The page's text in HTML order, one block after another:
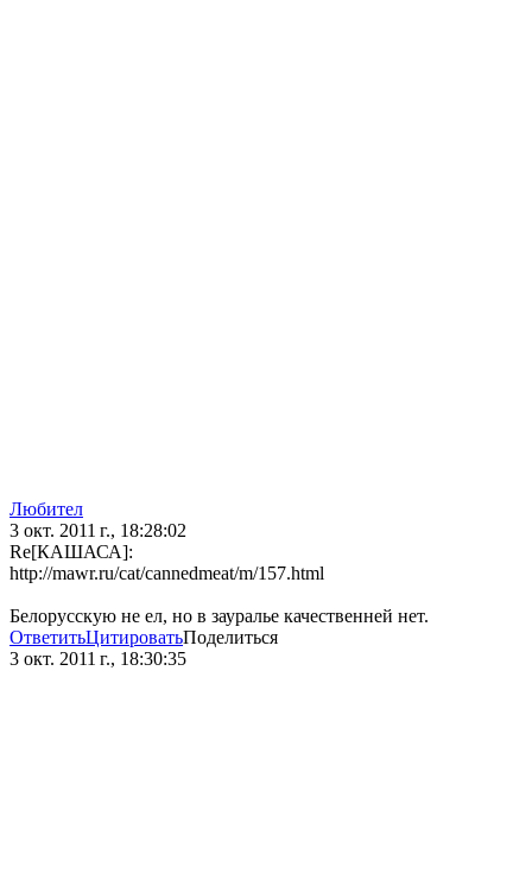
Любител
3 окт. 2011 г., 18:28:02
Re[КАШАСА]:
http://mawr.ru/cat/cannedmeat/m/157.html
Белорусскую не ел, но в зауралье качественней нет.
ОтветитьЦитироватьПоделиться
3 окт. 2011 г., 18:30:35